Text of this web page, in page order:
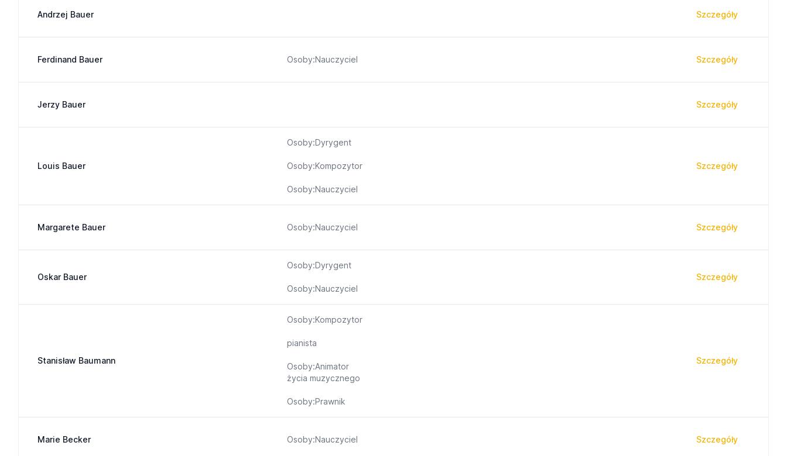
Andrzej Bauer Szczegóły
Ferdinand Bauer Osoby:Nauczyciel Szczegóły
Jerzy Bauer Szczegóły
Louis Bauer
Osoby:Dyrygent
Osoby:Kompozytor
Osoby:Nauczyciel
Szczegóły
Margarete Bauer Osoby:Nauczyciel Szczegóły
Oskar Bauer
Osoby:Dyrygent
Osoby:Nauczyciel
Szczegóły
Stanisław Baumann
Osoby:Kompozytor
pianista
Osoby:Animator
życia muzycznego
Osoby:Prawnik
Szczegóły
Marie Becker Osoby:Nauczyciel Szczegóły